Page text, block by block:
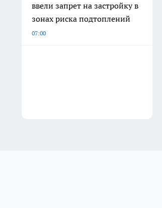
ввели запрет на застройку в
зонах риска подтоплений
07:00